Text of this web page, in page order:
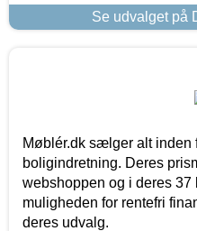
Se udvalget på
Møblér.dk sælger alt inden
boligindretning. Deres
webshoppen og i deres 37
muligheden for rentefri
deres udvalg.